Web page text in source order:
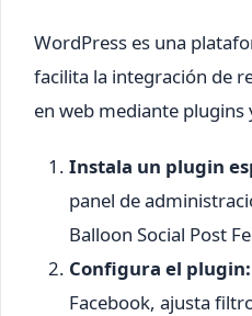
WordPress es una
facilita la integración de
en web mediante plugins
Instala un plugin
panel de
Balloon Social Post
Configura el plugin:
Facebook, ajusta